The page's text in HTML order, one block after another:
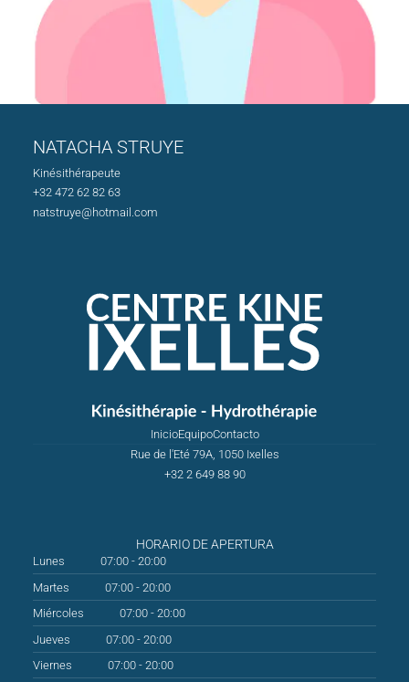
NATACHA STRUYE
Kinésithérapeute
+32 472 62 82 63
natstruye@hotmail.com
InicioEquipoContacto
Rue de l'Eté 79A, 1050 Ixelles
+32 2 649 88 90
HORARIO DE APERTURA
Lunes
07:00 - 20:00
Martes
07:00 - 20:00
Miércoles
07:00 - 20:00
Jueves
07:00 - 20:00
Viernes
07:00 - 20:00